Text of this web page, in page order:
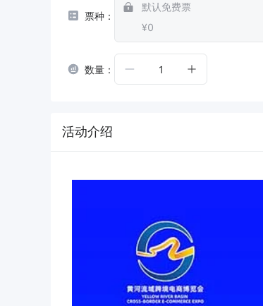
票种：
默认免费票
¥0
数量： 1
活动介绍